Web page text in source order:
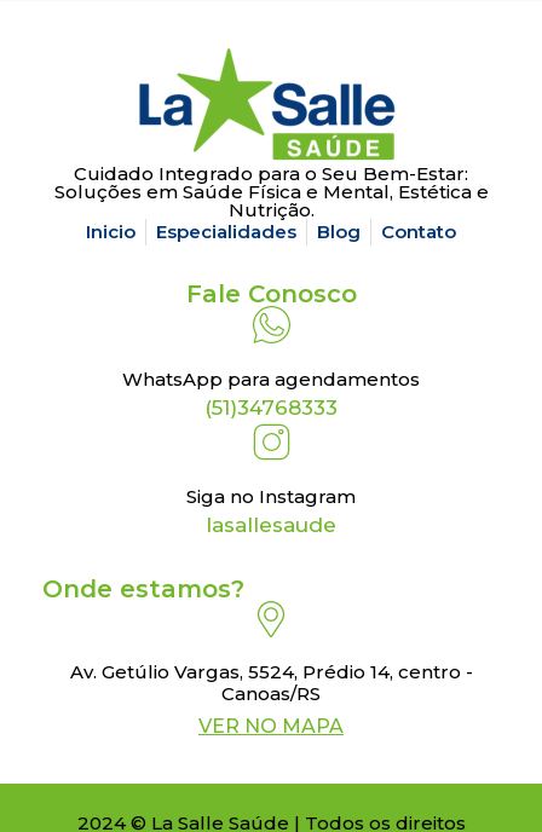
Cuidado Integrado para o Seu Bem-Estar:
Soluções em Saúde Física e Mental, Estética e
Nutrição.
Inicio
Especialidades Blog Contato
Fale Conosco
WhatsApp para agendamentos
(51)34768333
Siga no Instagram
lasallesaude
Onde estamos?
Av. Getúlio Vargas, 5524, Prédio 14, centro -
Canoas/RS
VER NO MAPA
2024 © La Salle Saúde | Todos os direitos